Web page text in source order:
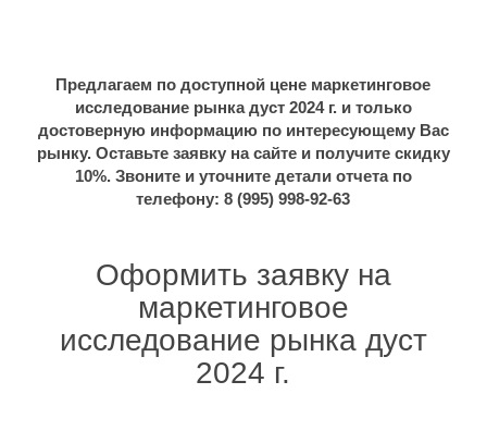
Предлагаем по доступной цене маркетинговое
исследование рынка дуст 2024 г. и только
достоверную информацию по интересующему Вас
рынку. Оставьте заявку на сайте и получите скидку
10%. Звоните и уточните детали отчета по
телефону: 8 (995) 998-92-63
Оформить заявку на
маркетинговое
исследование рынка дуст
2024 г.